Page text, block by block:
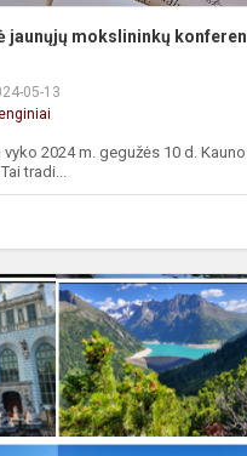
jaunųjų mokslininkų
05-13
2024 m. gegužės 10 d.
tradi...